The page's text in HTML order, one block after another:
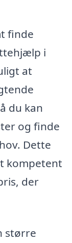
finde
i
at
du kan
og finde
Dette
kompetent
der
større